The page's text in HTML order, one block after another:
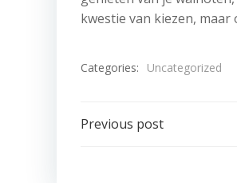
kwestie van kiezen,
Categories: Uncategorized
Post
Previous post